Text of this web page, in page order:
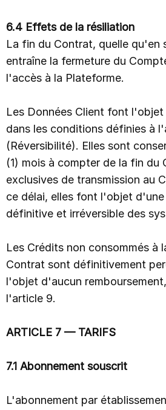
6.4 Effets de la résiliation
La fin du Contrat, quelle qu'en
entraîne la fermeture du
l'accès à la Plateforme.
Les Données Client font
dans les conditions définies à
(Réversibilité). Elles sont
(1) mois à compter de la fin du
exclusives de transmission au
ce délai, elles font l'objet d'une
définitive et irréversible des
Les Crédits non consommés à
Contrat sont définitivement
l'objet d'aucun
l'article 9.
ARTICLE 7 — TARIFS
7.1 Abonnement souscrit
L'abonnement par